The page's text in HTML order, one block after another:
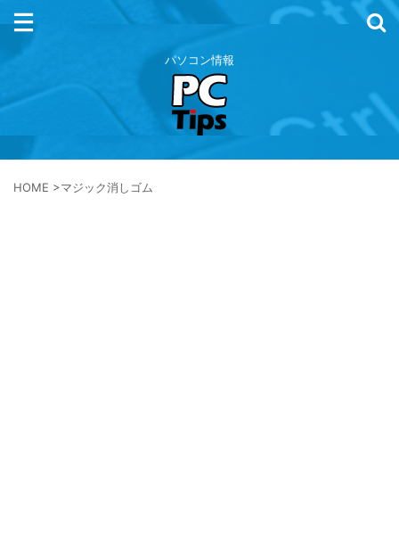
パソコン情報
HOME >マジック消しゴム